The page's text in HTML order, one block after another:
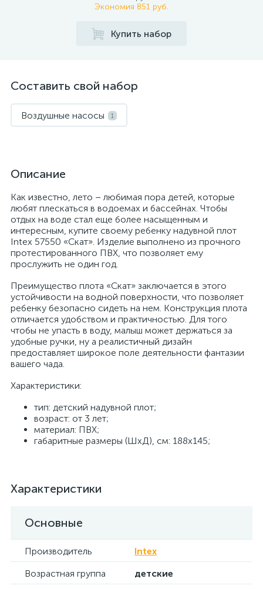
Экономия 851 руб.
Купить набор
Составить свой набор
Воздушные насосы 1
Описание
Как известно, лето – любимая пора детей, которые
любят плескаться в водоемах и бассейнах. Чтобы
отдых на воде стал еще более насыщенным и
интересным, купите своему ребенку надувной плот
Intex 57550 «Скат». Изделие выполнено из прочного
протестированного ПВХ, что позволяет ему
прослужить не один год.
Преимущество плота «Скат» заключается в этого
устойчивости на водной поверхности, что позволяет
ребенку безопасно сидеть на нем. Конструкция плота
отличается удобством и практичностью. Для того
чтобы не упасть в воду, малыш может держаться за
удобные ручки, ну а реалистичный дизайн
предоставляет широкое поле деятельности фантазии
вашего чада.
Характеристики:
тип: детский надувной плот;
возраст: от 3 лет;
материал: ПВХ;
габаритные размеры (ШхД), см: 188х145;
Характеристики
Основные
Производитель
Intex
Возрастная группа
детские